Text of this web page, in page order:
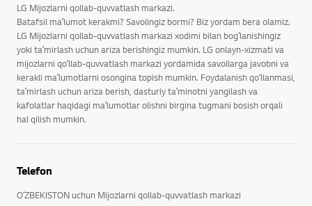
LG Mijozlarni qollab-quvvatlash markazi.
Batafsil maʼlumot kerakmi? Savolingiz bormi? Biz yordam bera olamiz.
LG Mijozlarni qollab-quvvatlash markazi xodimi bilan bogʻlanishingiz
yoki taʼmirlash uchun ariza berishingiz mumkin. LG onlayn-xizmati va
mijozlarni qoʻllab-quvvatlash markazi yordamida savollarga javobni va
kerakli maʼlumotlarni osongina topish mumkin. Foydalanish qoʻllanmasi,
taʼmirlash uchun ariza berish, dasturiy taʼminotni yangilash va
kafolatlar haqidagi maʼlumotlar olishni birgina tugmani bosish orqali
hal qilish mumkin.
Telefon
OʻZBEKISTON uchun Mijozlarni qollab-quvvatlash markazi